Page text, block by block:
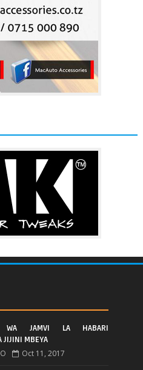
WA JAMVI LA HABARI
JIJINI MBEYA
Oct 11, 2017